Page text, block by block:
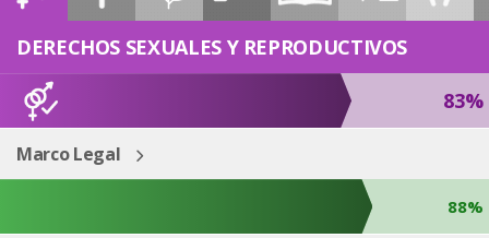
ESP ENG
DERECHOS SEXUALES Y REPRODUCTIVOS
83%
Marco Legal
88%